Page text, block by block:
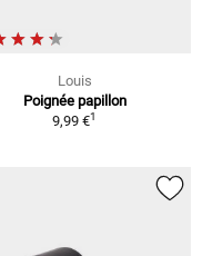
Louis
Poignée papillon
9,99 €1